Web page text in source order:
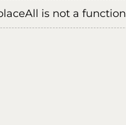
is not a function